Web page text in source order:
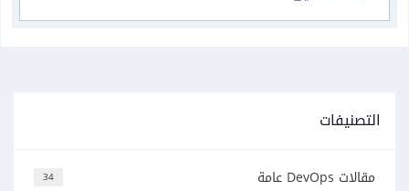
التصنيفات
34 مقالات DevOps عامة